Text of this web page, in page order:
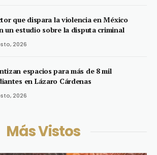
que dispara la violencia en México
un estudio sobre la disputa criminal
2026
espacios para más de 8 mil
en Lázaro Cárdenas
2026
Más Vistos